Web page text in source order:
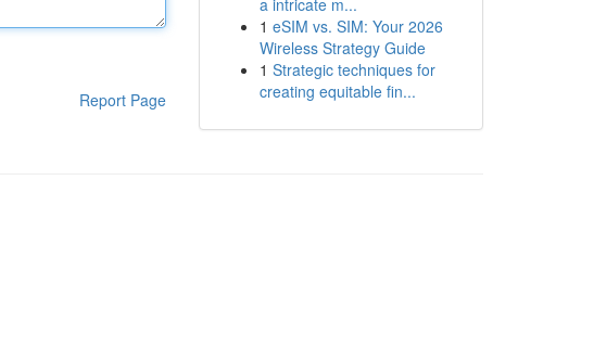
Report Page
a intricate m...
1 eSIM vs. SIM: Your 2026
Wireless Strategy Guide
1 Strategic techniques for
creating equitable fin...